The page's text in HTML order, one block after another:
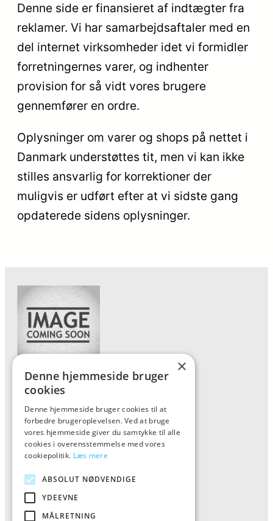
Denne side er finansieret af indtægter fra
reklamer. Vi har samarbejdsaftaler med en
del internet virksomheder idet vi formidler
forretningernes varer, og indhenter
provision for så vidt vores brugere
gennemfører en ordre.
Oplysninger om varer og shops på nettet i
Danmark understøttes tit, men vi kan ikke
stilles ansvarlig for korrektioner der
muligvis er udført efter at vi sidste gang
opdaterede sidens oplysninger.
Forside
Vis alle produkter
Kontakt
Oversigt artikler
ALFA
Tlf: 7876 8672
×
Denne hjemmeside bruger
cookies
Denne hjemmeside bruger cookies til at
forbedre brugeroplevelsen. Ved at bruge
vores hjemmeside giver du samtykke til alle
cookies i overensstemmelse med vores
cookiepolitik. Læs mere
ABSOLUT NØDVENDIGE
YDEEVNE
MÅLRETNING